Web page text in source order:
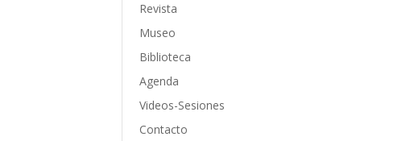
Revista
Museo
Biblioteca
Agenda
Videos-Sesiones
Contacto